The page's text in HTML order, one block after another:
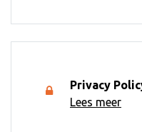
Privacy
Lees meer